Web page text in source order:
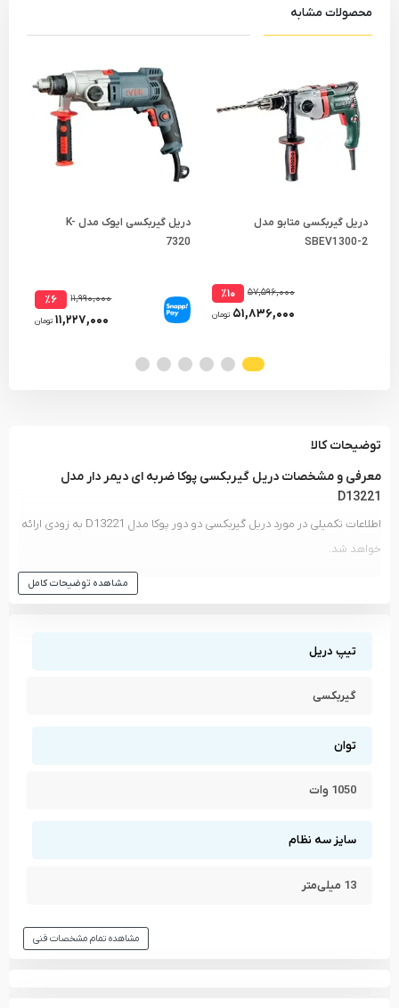
محصولات مشابه
دریل گیربکسی متابو مدل
SBEV1300-2
۵۷,۵۹۶,۰۰۰ ٪۱۰
۵۱,۸۳۶,۰۰۰ تومان
دریل گیربکسی ایوک مدل K-
7320
۱۱,۹۹۰,۰۰۰ ٪۶
۱۱,۲۲۷,۰۰۰ تومان
توضیحات کالا
معرفی و مشخصات دریل گیربکسی پوکا ضربه ای دیمر دار مدل
D13221
اطلاعات تکمیلی در مورد دریل گیربکسی دو دور پوکا مدل D13221 به زودی ارائه
خواهد شد.
مشاهده توضیحات کامل
تیپ دریل
گیربکسی
توان
1050 وات
سایز سه نظام
13 میلی‌متر
مشاهده تمام مشخصات فنی